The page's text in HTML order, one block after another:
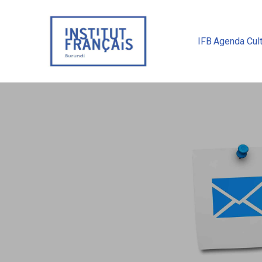
IFB Agenda